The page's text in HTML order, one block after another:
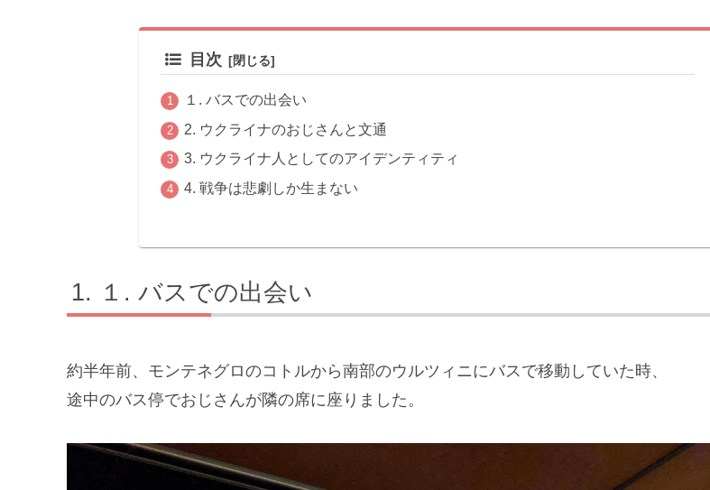
目次
１. バスでの出会い
2. ウクライナのおじさんと文通
3. ウクライナ人としてのアイデンティティ
4. 戦争は悲劇しか生まない
１. バスでの出会い
約半年前、モンテネグロのコトルから南部のウルツィニにバスで移動していた時、
途中のバス停でおじさんが隣の席に座りました。